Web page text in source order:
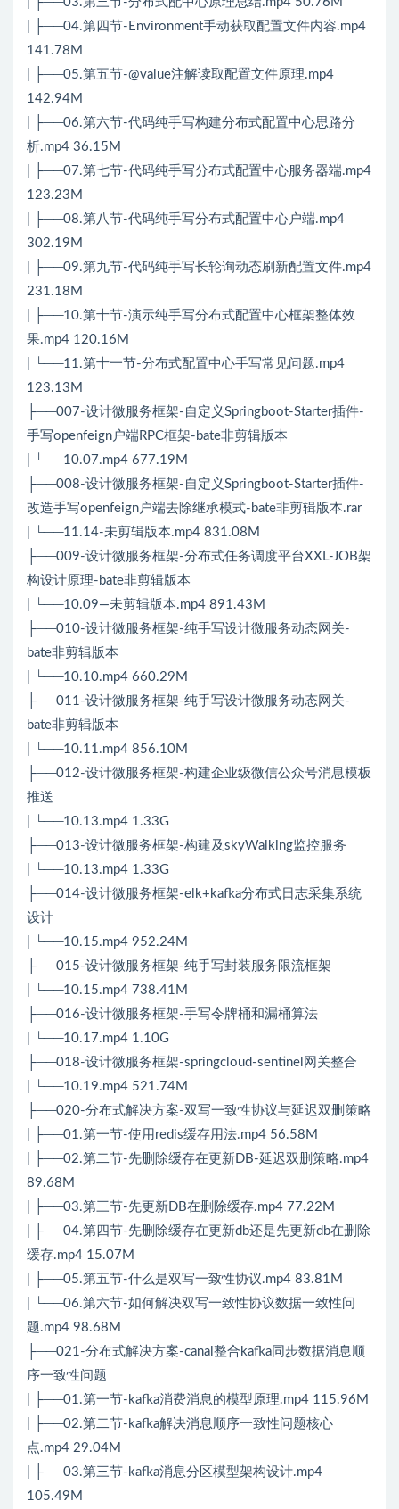
| ├──04.第四节-Environment手动获取配置文件内容.mp4
141.78M
| ├──05.第五节-@value注解读取配置文件原理.mp4
142.94M
| ├──06.第六节-代码纯手写构建分布式配置中心思路分
析.mp4 36.15M
| ├──07.第七节-代码纯手写分布式配置中心服务器端.mp4
123.23M
| ├──08.第八节-代码纯手写分布式配置中心户端.mp4
302.19M
| ├──09.第九节-代码纯手写长轮询动态刷新配置文件.mp4
231.18M
| ├──10.第十节-演示纯手写分布式配置中心框架整体效
果.mp4 120.16M
| └──11.第十一节-分布式配置中心手写常见问题.mp4
123.13M
├──007-设计微服务框架-自定义Springboot-Starter插件-
手写openfeign户端RPC框架-bate非剪辑版本
| └──10.07.mp4 677.19M
├──008-设计微服务框架-自定义Springboot-Starter插件-
改造手写openfeign户端去除继承模式-bate非剪辑版本.rar
| └──11.14-未剪辑版本.mp4 831.08M
├──009-设计微服务框架-分布式任务调度平台XXL-JOB架
构设计原理-bate非剪辑版本
| └──10.09—未剪辑版本.mp4 891.43M
├──010-设计微服务框架-纯手写设计微服务动态网关-
bate非剪辑版本
| └──10.10.mp4 660.29M
├──011-设计微服务框架-纯手写设计微服务动态网关-
bate非剪辑版本
| └──10.11.mp4 856.10M
├──012-设计微服务框架-构建企业级微信公众号消息模板
推送
| └──10.13.mp4 1.33G
├──013-设计微服务框架-构建及skyWalking监控服务
| └──10.13.mp4 1.33G
├──014-设计微服务框架-elk+kafka分布式日志采集系统
设计
| └──10.15.mp4 952.24M
├──015-设计微服务框架-纯手写封装服务限流框架
| └──10.15.mp4 738.41M
├──016-设计微服务框架-手写令牌桶和漏桶算法
| └──10.17.mp4 1.10G
├──018-设计微服务框架-springcloud-sentinel网关整合
| └──10.19.mp4 521.74M
├──020-分布式解决方案-双写一致性协议与延迟双删策略
| ├──01.第一节-使用redis缓存用法.mp4 56.58M
| ├──02.第二节-先删除缓存在更新DB-延迟双删策略.mp4
89.68M
| ├──03.第三节-先更新DB在删除缓存.mp4 77.22M
| ├──04.第四节-先删除缓存在更新db还是先更新db在删除
缓存.mp4 15.07M
| ├──05.第五节-什么是双写一致性协议.mp4 83.81M
| └──06.第六节-如何解决双写一致性协议数据一致性问
题.mp4 98.68M
├──021-分布式解决方案-canal整合kafka同步数据消息顺
序一致性问题
| ├──01.第一节-kafka消费消息的模型原理.mp4 115.96M
| ├──02.第二节-kafka解决消息顺序一致性问题核心
点.mp4 29.04M
| ├──03.第三节-kafka消息分区模型架构设计.mp4
105.49M